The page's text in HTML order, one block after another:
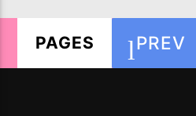
conseils de gourou du
PAGES PREV